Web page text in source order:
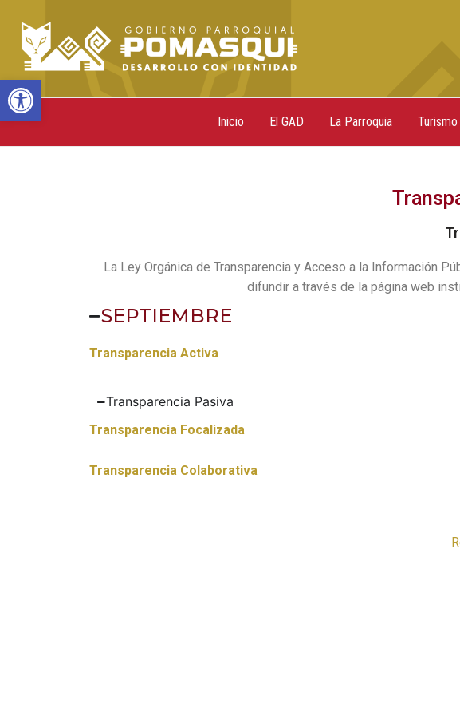
Abrir barra de herramientas
contenido
Inicio El GAD La Parroquia Turismo
La Ley Orgánica de Transparencia y Acceso a la Información
difundir a través de la página web
SEPTIEMBRE
Transparencia Activa
Transparencia Pasiva
Transparencia Focalizada
Transparencia Colaborativa